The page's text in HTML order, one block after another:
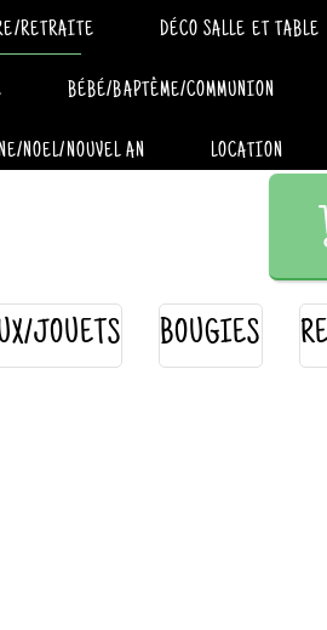
RETRAITE DÉCO SALLE ET TABLE
BÉBÉ/BAPTÊME/COMMUNION
NOEL/NOUVEL AN LOCATION
JOUETS BOUGIES